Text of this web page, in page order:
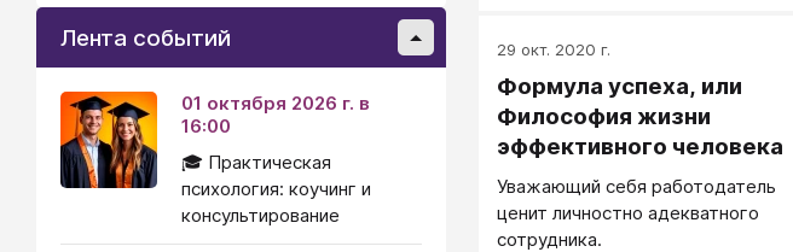
29 окт. 2020 г.
Формула успеха, или
Философия жизни
эффективного человека
Уважающий себя работодатель
ценит личностно адекватного
сотрудника.
Лента событий
01 октября 2026 г. в
16:00
🎓 Практическая
психология: коучинг и
консультирование